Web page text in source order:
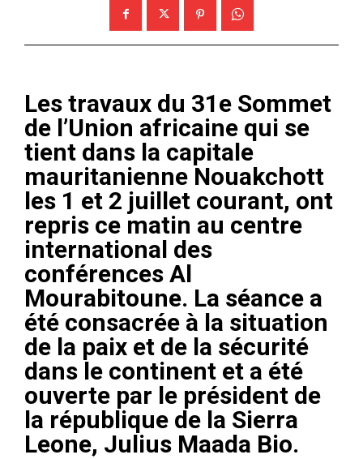
Les travaux du 31e Sommet
de l’Union africaine qui se
tient dans la capitale
mauritanienne Nouakchott
les 1 et 2 juillet courant, ont
repris ce matin au centre
international des
conférences Al
Mourabitoune. La séance a
été consacrée à la situation
de la paix et de la sécurité
dans le continent et a été
ouverte par le président de
la république de la Sierra
Leone, Julius Maada Bio.